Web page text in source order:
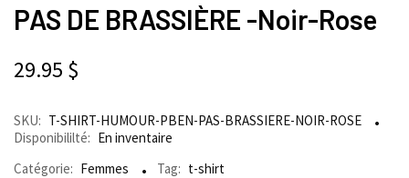
PAS DE BRASSIÈRE -Noir-Rose
29.95 $
SKU: T-SHIRT-HUMOUR-PBEN-PAS-BRASSIERE-NOIR-ROSE
Disponibililté: En inventaire
Catégorie: Femmes Tag: t-shirt